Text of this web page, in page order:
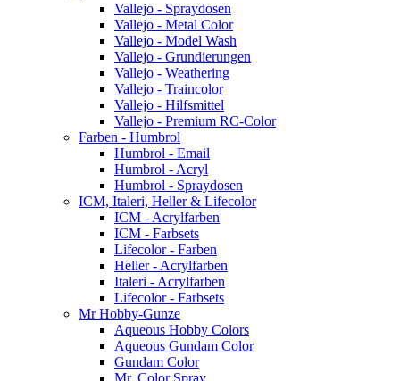
Vallejo - Spraydosen
Vallejo - Metal Color
Vallejo - Model Wash
Vallejo - Grundierungen
Vallejo - Weathering
Vallejo - Traincolor
Vallejo - Hilfsmittel
Vallejo - Premium RC-Color
Farben - Humbrol
Humbrol - Email
Humbrol - Acryl
Humbrol - Spraydosen
ICM, Italeri, Heller & Lifecolor
ICM - Acrylfarben
ICM - Farbsets
Lifecolor - Farben
Heller - Acrylfarben
Italeri - Acrylfarben
Lifecolor - Farbsets
Mr Hobby-Gunze
Aqueous Hobby Colors
Aqueous Gundam Color
Gundam Color
Mr. Color Spray